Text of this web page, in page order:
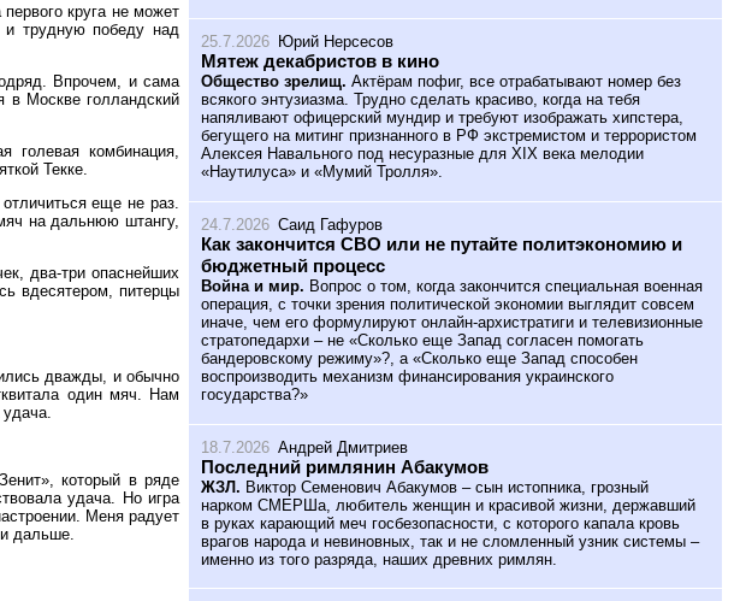
круга не может
и трудную победу над
Впрочем, и сама
в Москве голландский
голевая комбинация,
Текке.
еще не раз.
на дальнюю штангу,
два-три опаснейших
вдесятером, питерцы
дважды, и обычно
один мяч. Нам
который в ряде
удача. Но игра
Меня радует
дальше.
25.7.2026 Юрий Нерсесов
Мятеж декабристов в кино
Общество зрелищ. Актёрам пофиг, все отрабатывают номер без
всякого энтузиазма. Трудно сделать красиво, когда на тебя
напяливают офицерский мундир и требуют изображать хипстера,
бегущего на митинг признанного в РФ экстремистом и террористом
Алексея Навального под несуразные для XIX века мелодии
«Наутилуса» и «Мумий Тролля».
24.7.2026 Саид Гафуров
Как закончится СВО или не путайте политэкономию и
бюджетный процесс
Война и мир. Вопрос о том, когда закончится специальная военная
операция, с точки зрения политической экономии выглядит совсем
иначе, чем его формулируют онлайн-архистратиги и телевизионные
стратопедархи – не «Сколько еще Запад согласен помогать
бандеровскому режиму»?, а «Сколько еще Запад способен
воспроизводить механизм финансирования украинского
государства?»
18.7.2026 Андрей Дмитриев
Последний римлянин Абакумов
ЖЗЛ. Виктор Семенович Абакумов – сын истопника, грозный
нарком СМЕРШа, любитель женщин и красивой жизни, державший
в руках карающий меч госбезопасности, с которого капала кровь
врагов народа и невиновных, так и не сломленный узник системы –
именно из того разряда, наших древних римлян.